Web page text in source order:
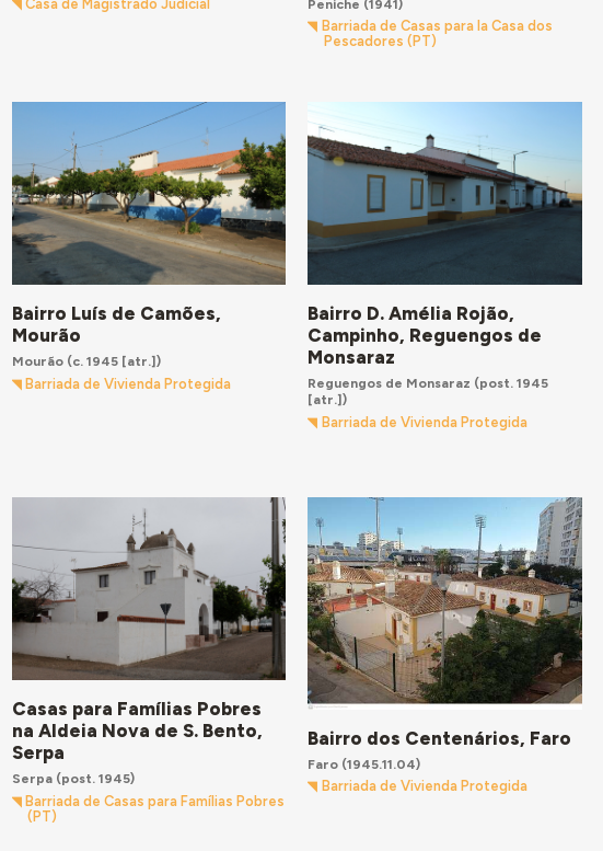
Casa de Magistrado Judicial
Peniche (1941)
Barriada de Casas para la Casa dos
Pescadores (PT)
Bairro Luís de Camões,
Mourão
Mourão(c. 1945 [atr.])
Barriada de Vivienda Protegida
Bairro D. Amélia Rojão,
Campinho, Reguengos de
Monsaraz
Reguengos de Monsaraz (post. 1945
[atr.])
Barriada de Vivienda Protegida
Casas para Famílias Pobres
na Aldeia Nova de S. Bento,
Serpa
Serpa(post. 1945)
Barriada de Casas para Famílias Pobres
(PT)
Bairro dos Centenários, Faro
Faro (1945.11.04)
Barriada de Vivienda Protegida